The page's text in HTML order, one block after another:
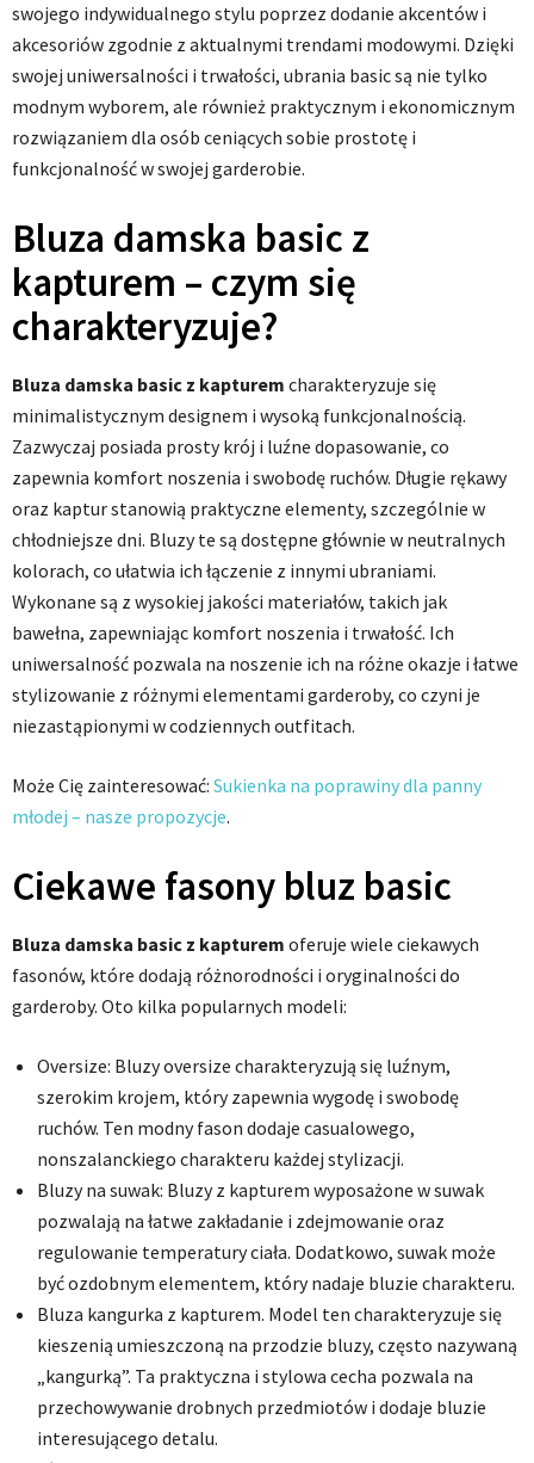
swojego indywidualnego stylu poprzez dodanie akcentów i
akcesoriów zgodnie z aktualnymi trendami modowymi. Dzięki
swojej uniwersalności i trwałości, ubrania basic są nie tylko
modnym wyborem, ale również praktycznym i ekonomicznym
rozwiązaniem dla osób ceniących sobie prostotę i
funkcjonalność w swojej garderobie.
Bluza damska basic z
kapturem – czym się
charakteryzuje?
Bluza damska basic z kapturem charakteryzuje się
minimalistycznym designem i wysoką funkcjonalnością.
Zazwyczaj posiada prosty krój i luźne dopasowanie, co
zapewnia komfort noszenia i swobodę ruchów. Długie rękawy
oraz kaptur stanowią praktyczne elementy, szczególnie w
chłodniejsze dni. Bluzy te są dostępne głównie w neutralnych
kolorach, co ułatwia ich łączenie z innymi ubraniami.
Wykonane są z wysokiej jakości materiałów, takich jak
bawełna, zapewniając komfort noszenia i trwałość. Ich
uniwersalność pozwala na noszenie ich na różne okazje i łatwe
stylizowanie z różnymi elementami garderoby, co czyni je
niezastąpionymi w codziennych outfitach.
Może Cię zainteresować: Sukienka na poprawiny dla panny
młodej – nasze propozycje.
Ciekawe fasony bluz basic
Bluza damska basic z kapturem oferuje wiele ciekawych
fasonów, które dodają różnorodności i oryginalności do
garderoby. Oto kilka popularnych modeli:
Oversize: Bluzy oversize charakteryzują się luźnym,
szerokim krojem, który zapewnia wygodę i swobodę
ruchów. Ten modny fason dodaje casualowego,
nonszalanckiego charakteru każdej stylizacji.
Bluzy na suwak: Bluzy z kapturem wyposażone w suwak
pozwalają na łatwe zakładanie i zdejmowanie oraz
regulowanie temperatury ciała. Dodatkowo, suwak może
być ozdobnym elementem, który nadaje bluzie charakteru.
Bluza kangurka z kapturem. Model ten charakteryzuje się
kieszenią umieszczoną na przodzie bluzy, często nazywaną
„kangurką”. Ta praktyczna i stylowa cecha pozwala na
przechowywanie drobnych przedmiotów i dodaje bluzie
interesującego detalu.